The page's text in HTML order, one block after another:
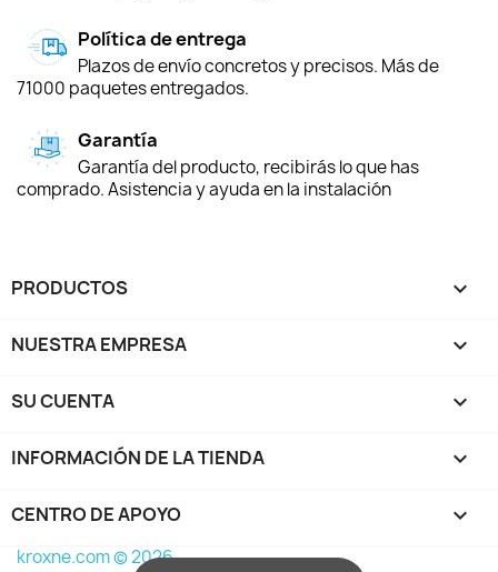
Política de entrega
Plazos de envío concretos y precisos. Más de
71000 paquetes entregados.
Garantía
Garantía del producto, recibirás lo que has
comprado. Asistencia y ayuda en la instalación
PRODUCTOS 
NUESTRA EMPRESA 
SU CUENTA 
INFORMACIÓN DE LA TIENDA keyboard_arrow_down
CENTRO DE APOYO 
kroxne.com © 2026